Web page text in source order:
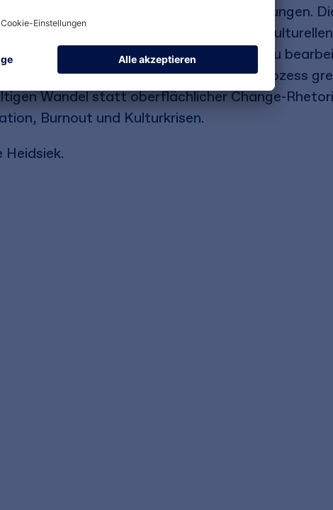
der Beschäftigten ablehnende Haltungen.
Methoden helfen, diese kulturellen
beschrieben – sichtbar zu machen und zu
Phänomene im Change-Prozess
Wandel statt oberflächlicher Change-
Burnout und Kulturkrisen.